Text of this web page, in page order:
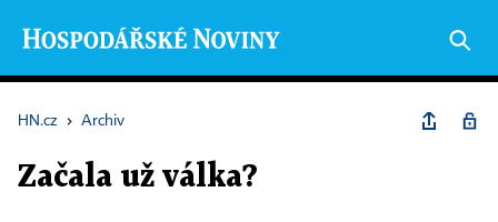
HN.cz › Archiv
Začala už válka?